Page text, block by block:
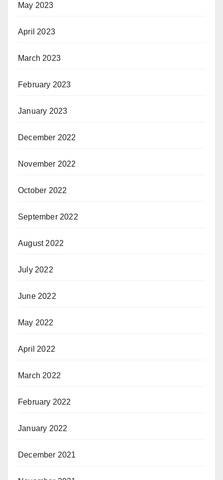
May 2023
April 2023
March 2023
February 2023
January 2023
December 2022
November 2022
October 2022
September 2022
August 2022
July 2022
June 2022
May 2022
April 2022
March 2022
February 2022
January 2022
December 2021